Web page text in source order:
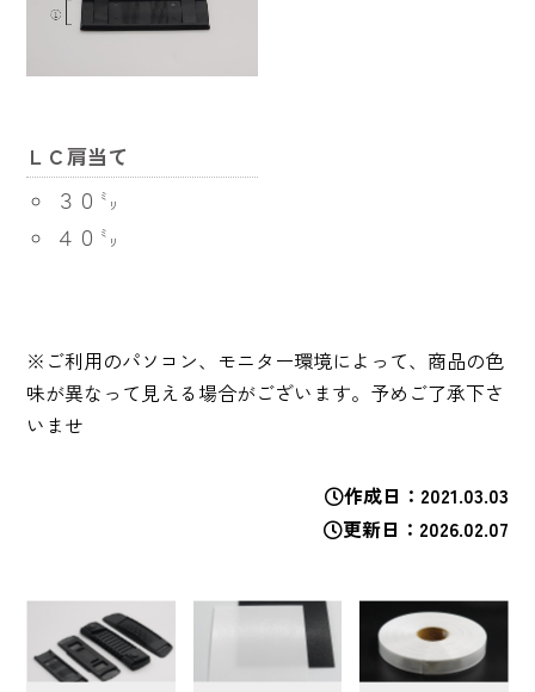
ＬＣ肩当て
３０㍉
４０㍉
※ご利用のパソコン、モニター環境によって、商品の色
味が異なって見える場合がございます。予めご了承下さ
いませ
作成日
2021.03.03
更新日
2026.02.07